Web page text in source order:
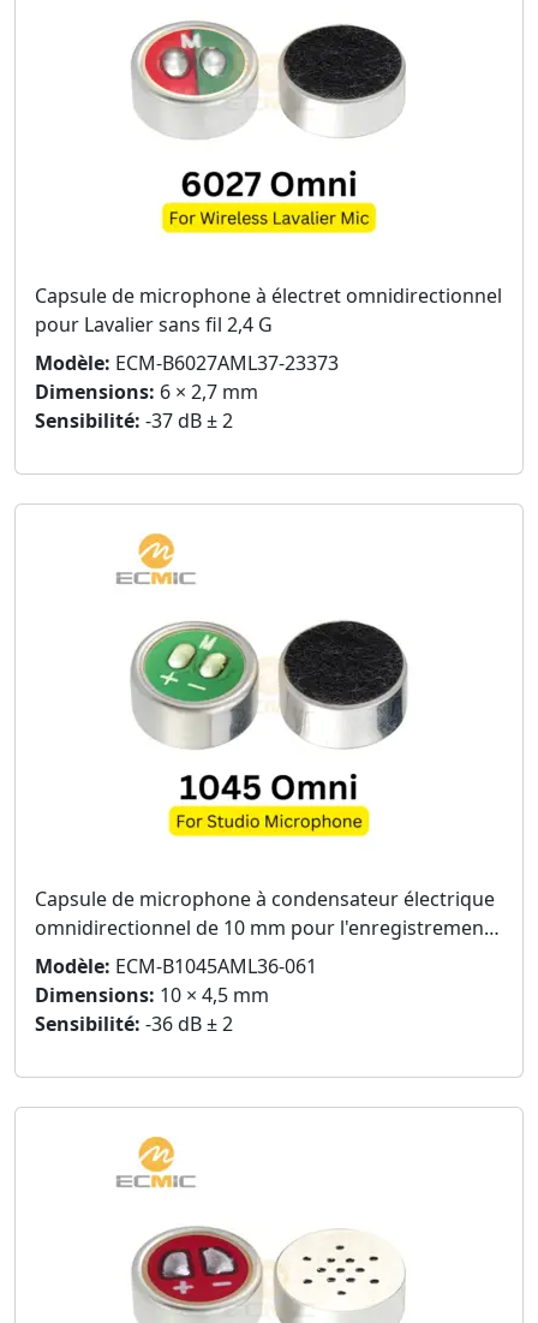
Capsule de microphone à électret omnidirectionnel
pour Lavalier sans fil 2,4 G
Modèle: ECM-B6027AML37-23373
Dimensions: 6 × 2,7 mm
Sensibilité: -37 dB ± 2
Capsule de microphone à condensateur électrique
omnidirectionnel de 10 mm pour l'enregistrement
vocal
Modèle: ECM-B1045AML36-061
Dimensions: 10 × 4,5 mm
Sensibilité: -36 dB ± 2